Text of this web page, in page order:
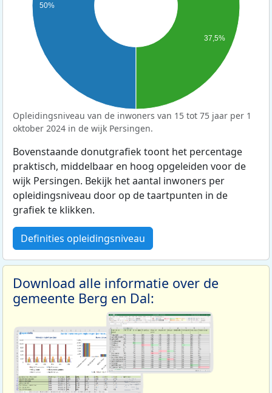
50%
37,5%
Opleidingsniveau van de inwoners van 15 tot 75 jaar per 1
oktober 2024 in de wijk Persingen.
Bovenstaande donutgrafiek toont het percentage
praktisch, middelbaar en hoog opgeleiden voor de
wijk Persingen. Bekijk het aantal inwoners per
opleidingsniveau door op de taartpunten in de
grafiek te klikken.
Definities opleidingsniveau
Download alle informatie over de
gemeente Berg en Dal: